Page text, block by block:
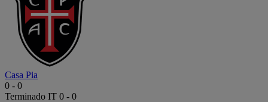
Casa Pia
0 - 0
Terminado IT 0 - 0